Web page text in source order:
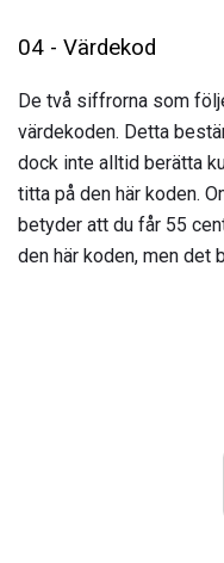
04 - Värdekod
De två siffrorna som
värdekoden. Detta
dock inte alltid berätta
titta på den här koden.
betyder att du får 55
den här koden, men det